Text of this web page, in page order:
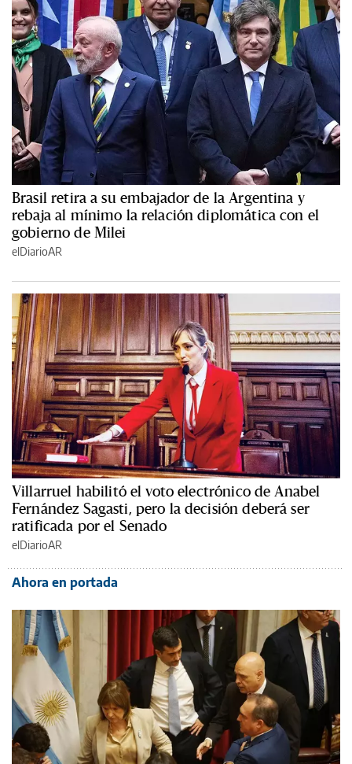
Brasil retira a su embajador de la Argentina y
rebaja al mínimo la relación diplomática con el
gobierno de Milei
elDiarioAR
Villarruel habilitó el voto electrónico de Anabel
Fernández Sagasti, pero la decisión deberá ser
ratificada por el Senado
elDiarioAR
Ahora en portada